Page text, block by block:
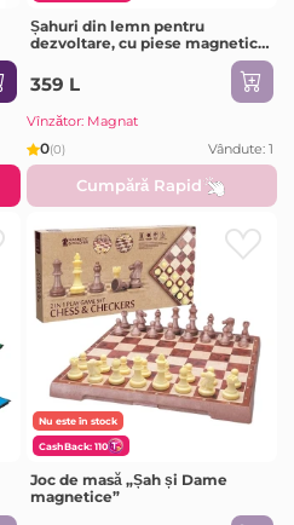
Șahuri din lemn pentru
dezvoltare, cu piese magnetice
- strategie și gândire pentru
copii
359 L
Vînzător: Magnat
0(0) Vândute: 1
Cumpără Rapid
Nu este în stock
CashBack: 110
Joc de masă „Șah și Dame
magnetice”